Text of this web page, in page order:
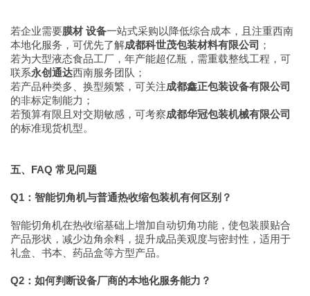
若企业需要膜材 设备一站式采购以降低综合成本，且注重西南
本地化服务，可优先了解成都科世茂包装材料有限公司 ；
若为大型液态食品工厂，年产能超亿瓶，需重载整线工程，可
联系永创通达西南服务团队；
若产品种类多、换型频繁，可关注成都鑫正包装设备有限公司
的非标定制能力；
若预算有限且对交期敏感，可考察成都华冠包装机械有限公司
的标准现货机型。
五、FAQ 常见问题
Q1：智能切角机与普通热收缩包装机有何区别？
智能切角机在热收缩基础上增加自动切角功能，使包装膜贴合
产品形状，减少边角余料，提升成品美观度与密封性，适用于
礼盒、书本、药品盒等方型产品。
Q2：如何判断设备厂商的本地化服务能力？